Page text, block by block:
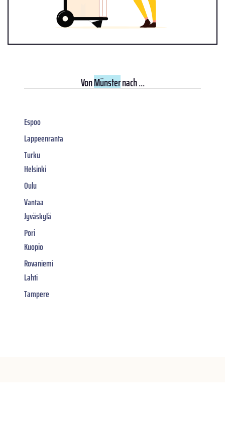
VonMünsternach ...
Espoo
Lappeenranta
Turku
Helsinki
Oulu
Vantaa
Jyväskylä
Pori
Kuopio
Rovaniemi
Lahti
Tampere